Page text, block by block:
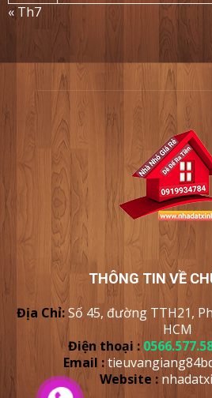
« Th7
THÔNG TIN VỀ
Địa Chỉ:Số 45, đường TTH21,
HCM
Điện thoại :
Email :
Website :